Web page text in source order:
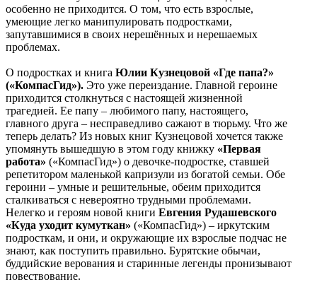
особенно не приходится. О том, что есть взрослые,
умеющие легко манипулировать подростками,
запутавшимися в своих нерешённых и нерешаемых
проблемах.
О подростках и книга Юлии Кузнецовой «Где папа?»
(«КомпасГид»). Это уже переиздание. Главной героине
приходится столкнуться с настоящей жизненной
трагедией. Ее папу – любимого папу, настоящего,
главного друга – несправедливо сажают в тюрьму. Что же
теперь делать? Из новых книг Кузнецовой хочется также
упомянуть вышедшую в этом году книжку «Первая
работа» («КомпасГид») о девочке-подростке, ставшей
репетитором маленькой капризули из богатой семьи. Обе
героини – умные и решительные, обеим приходится
сталкиваться с невероятно трудными проблемами.
Нелегко и героям новой книги Евгения Рудашевского
«Куда уходит кумуткан» («КомпасГид») – иркутским
подросткам, и они, и окружающие их взрослые подчас не
знают, как поступить правильно. Бурятские обычаи,
буддийские верования и старинные легенды пронизывают
повествование.